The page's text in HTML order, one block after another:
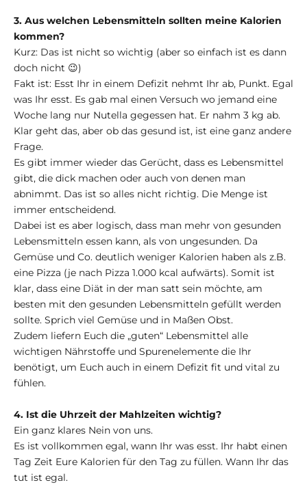
3. Aus welchen Lebensmitteln sollten meine Kalorien
kommen?
Kurz: Das ist nicht so wichtig (aber so einfach ist es dann
doch nicht 😉)
Fakt ist: Esst Ihr in einem Defizit nehmt Ihr ab, Punkt. Egal
was Ihr esst. Es gab mal einen Versuch wo jemand eine
Woche lang nur Nutella gegessen hat. Er nahm 3 kg ab.
Klar geht das, aber ob das gesund ist, ist eine ganz andere
Frage.
Es gibt immer wieder das Gerücht, dass es Lebensmittel
gibt, die dick machen oder auch von denen man
abnimmt. Das ist so alles nicht richtig. Die Menge ist
immer entscheidend.
Dabei ist es aber logisch, dass man mehr von gesunden
Lebensmitteln essen kann, als von ungesunden. Da
Gemüse und Co. deutlich weniger Kalorien haben als z.B.
eine Pizza (je nach Pizza 1.000 kcal aufwärts). Somit ist
klar, dass eine Diät in der man satt sein möchte, am
besten mit den gesunden Lebensmitteln gefüllt werden
sollte. Sprich viel Gemüse und in Maßen Obst.
Zudem liefern Euch die „guten“ Lebensmittel alle
wichtigen Nährstoffe und Spurenelemente die Ihr
benötigt, um Euch auch in einem Defizit fit und vital zu
fühlen.
4. Ist die Uhrzeit der Mahlzeiten wichtig?
Ein ganz klares Nein von uns.
Es ist vollkommen egal, wann Ihr was esst. Ihr habt einen
Tag Zeit Eure Kalorien für den Tag zu füllen. Wann Ihr das
tut ist egal.